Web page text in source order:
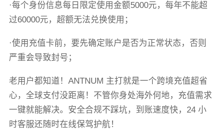
·每个身份信息每日限定使用金额5000元，每年不能超
过60000元，超额无法兑换使用；
·使用充值卡前，要先确定账户是否为正常状态，否则
严重会导致封号；
老用户都知道！ANTNUM 主打就是一个跨境充值超省
心，全球支付没距离！不管你身处海外何地，充值需求
一键就能解决。安全合规不踩坑，到账速度快，24 小
时客服还随时在线保驾护航！